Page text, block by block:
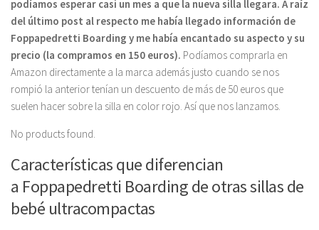
podíamos esperar casi un mes a que la nueva silla llegara. A raíz
del último post al respecto me había llegado información de
Foppapedretti Boarding y me había encantado su aspecto y su
precio (la compramos en 150 euros). Podíamos comprarla en
Amazon directamente a la marca además justo cuando se nos
rompió la anterior tenían un descuento de más de 50 euros que
suelen hacer sobre la silla en color rojo. Así que nos lanzamos.
No products found.
Características que diferencian
a Foppapedretti Boarding de otras sillas de
bebé ultracompactas